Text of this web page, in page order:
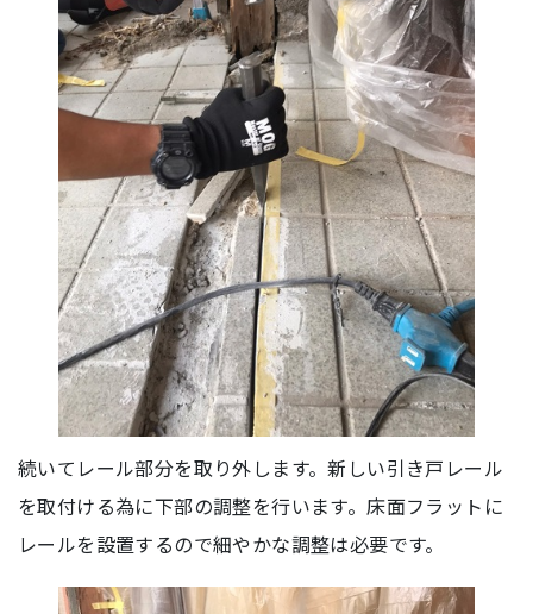
続いてレール部分を取り外します。新しい引き戸レール
を取付ける為に下部の調整を行います。床面フラットに
レールを設置するので細やかな調整は必要です。